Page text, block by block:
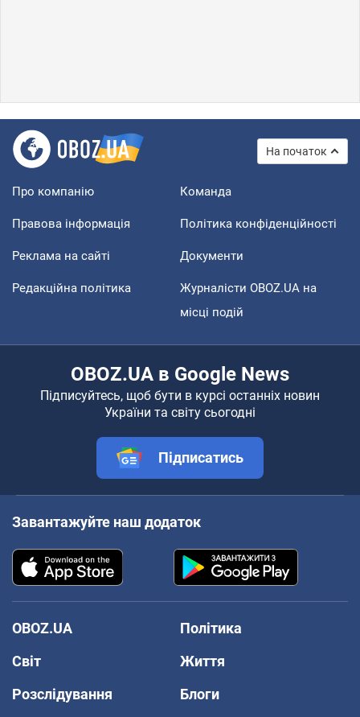
На початок
Про компанію Команда
Правова інформація Політика конфіденційності
Реклама на сайті Документи
Редакційна політика
Журналісти OBOZ.UA на
місці подій
OBOZ.UA в Google News
Підписуйтесь, щоб бути в курсі останніх новин
України та світу сьогодні
Підписатись
Завантажуйте наш додаток
OBOZ.UA
Політика
Світ
Життя
Розслідування
Блоги